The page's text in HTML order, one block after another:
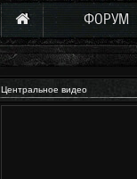
ФОРУМ
Центральное видео